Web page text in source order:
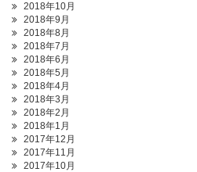
2018年10月
2018年9月
2018年8月
2018年7月
2018年6月
2018年5月
2018年4月
2018年3月
2018年2月
2018年1月
2017年12月
2017年11月
2017年10月